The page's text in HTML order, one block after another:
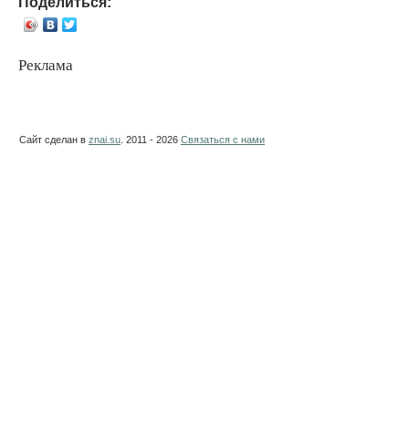
Реклама
Сайт сделан в znai.su . 2011 - 2026 Связаться с нами